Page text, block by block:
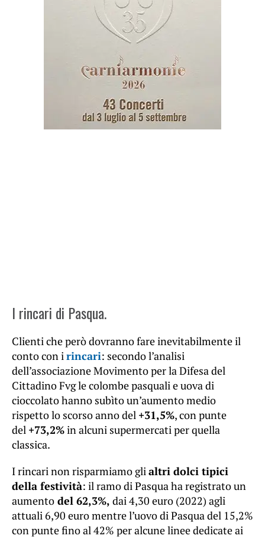
I rincari di Pasqua.
Clienti che però dovranno fare inevitabilmente il
conto con irincari: secondo l’analisi
dell’associazione Movimento per la Difesa del
Cittadino Fvg le colombe pasquali e uova di
cioccolato hanno subìto un’aumento medio
rispetto lo scorso anno del +31,5%, con punte
del +73,2%in alcuni supermercati per quella
classica.
I rincari non risparmiamo glialtri dolci tipici
della festività: il ramo di Pasqua ha registrato un
aumento del 62,3%, dai 4,30 euro (2022) agli
attuali 6,90 euro mentre l’uovo di Pasqua del 15,2%
con punte fino al 42% per alcune linee dedicate ai